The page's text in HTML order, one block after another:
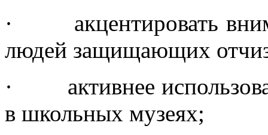
· акцентировать
людей защищающих
· активнее
в школьных музеях;